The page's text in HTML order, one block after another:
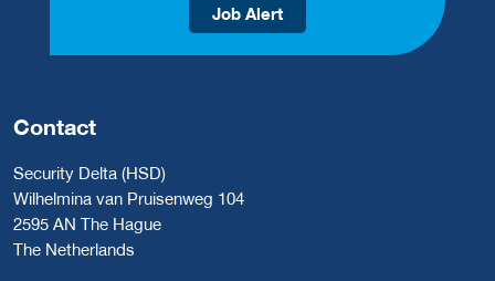
Job Alert
Contact
Security Delta (HSD)
Wilhelmina van Pruisenweg 104
2595 AN The Hague
The Netherlands